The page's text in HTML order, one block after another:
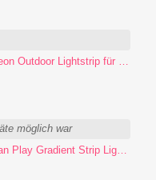
möglich war
→ Philips Hue arbeitet an Play Gradient Strip Light Pro